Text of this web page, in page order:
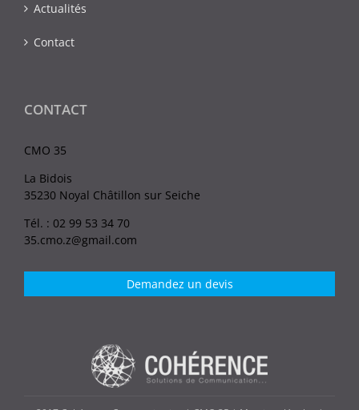
Actualités
Contact
CONTACT
CMO 35
La Bidois
35230 Noyal Châtillon sur Seiche
Tél. : 02 99 53 34 70
35.cmo.z@gmail.com
Demandez un devis